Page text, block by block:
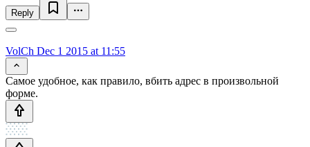
Reply
VolCh Dec 1 2015 at 11:55
Самое удобное, как правило, вбить адрес в произвольной
форме.